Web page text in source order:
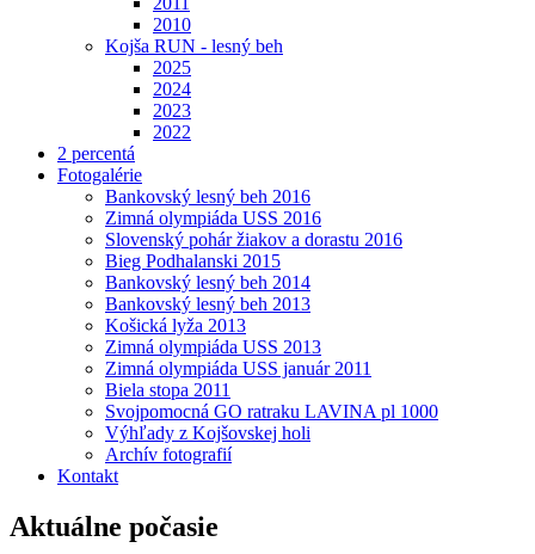
2010
Kojša RUN - lesný beh
2025
2024
2023
2022
2 percentá
Fotogalérie
Bankovský lesný beh 2016
Zimná olympiáda USS 2016
Slovenský pohár žiakov a dorastu 2016
Bieg Podhalanski 2015
Bankovský lesný beh 2014
Bankovský lesný beh 2013
Košická lyža 2013
Zimná olympiáda USS 2013
Zimná olympiáda USS január 2011
Biela stopa 2011
Svojpomocná GO ratraku LAVINA pl 1000
Výhľady z Kojšovskej holi
Archív fotografií
Kontakt
Aktuálne počasie